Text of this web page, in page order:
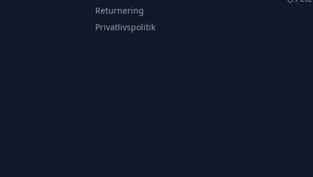
Returnering
Privatlivspolitik